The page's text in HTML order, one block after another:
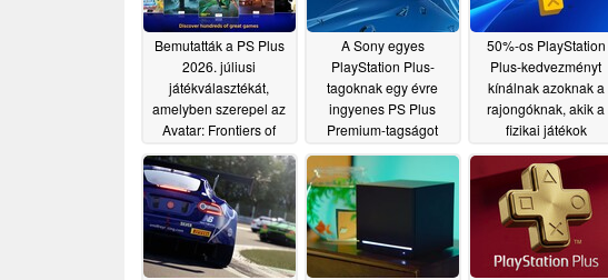
Bemutatták a PS Plus
2026. júliusi
játékválasztékát,
amelyben szerepel az
Avatar: Frontiers of
és még sok más
07/15/2026
A Sony egyes
PlayStation Plus-
tagoknak egy évre
ingyenes PS Plus
Premium-tagságot
07/15/2026
50%-os PlayStation
Plus-kedvezményt
kínálnak azoknak a
rajongóknak, akik a
fizikai játékok
búcsút intenek
07/08/2026